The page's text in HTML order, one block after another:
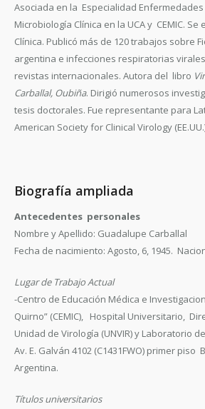
Asociada en la Especialidad
Microbiología Clínica en la UCA y CEMIC.
Clínica. Publicó más de 120 trabajos sobre
argentina e infecciones respiratorias
revistas internacionales. Autora del libro
Carballal, Oubiña. Dirigió numerosos
tesis doctorales. Fue representante para
American Society for Clinical Virology
Biografía ampliada
Antecedentes personales
Nombre y Apellido: Guadalupe Carballal
Fecha de nacimiento: Agosto, 6, 1945.
Lugar de Trabajo Actual
-Centro de Educación Médica e
Quirno” (CEMIC), Hospital Universitario,
Unidad de Virología (UNVIR) y Laboratorio
Av. E. Galván 4102 (C1431FWO) primer piso
Argentina.
Títulos universitarios